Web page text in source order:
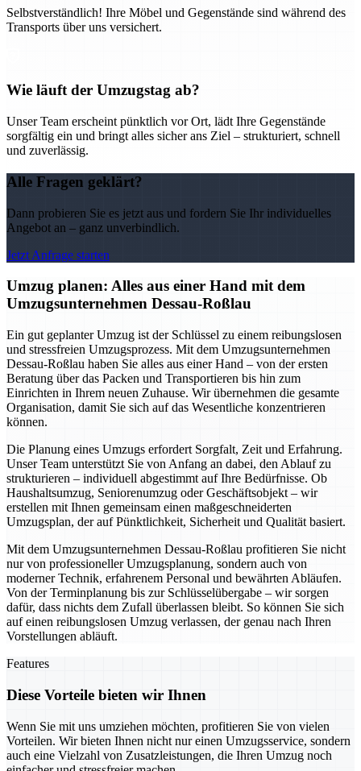
Selbstverständlich! Ihre Möbel und Gegenstände sind während des
Transports über uns versichert.
Wie läuft der Umzugstag ab?
Unser Team erscheint pünktlich vor Ort, lädt Ihre Gegenstände
sorgfältig ein und bringt alles sicher ans Ziel – strukturiert, schnell
und zuverlässig.
Alle Fragen geklärt?
Dann probieren Sie es jetzt aus und fordern Sie Ihr individuelles
Angebot an – ganz unverbindlich.
Jetzt Anfrage starten
Umzug planen: Alles aus einer Hand mit dem
Umzugsunternehmen Dessau-Roßlau
Ein gut geplanter Umzug ist der Schlüssel zu einem reibungslosen
und stressfreien Umzugsprozess. Mit dem Umzugsunternehmen
Dessau-Roßlau haben Sie alles aus einer Hand – von der ersten
Beratung über das Packen und Transportieren bis hin zum
Einrichten in Ihrem neuen Zuhause. Wir übernehmen die gesamte
Organisation, damit Sie sich auf das Wesentliche konzentrieren
können.
Die Planung eines Umzugs erfordert Sorgfalt, Zeit und Erfahrung.
Unser Team unterstützt Sie von Anfang an dabei, den Ablauf zu
strukturieren – individuell abgestimmt auf Ihre Bedürfnisse. Ob
Haushaltsumzug, Seniorenumzug oder Geschäftsobjekt – wir
erstellen mit Ihnen gemeinsam einen maßgeschneiderten
Umzugsplan, der auf Pünktlichkeit, Sicherheit und Qualität basiert.
Mit dem Umzugsunternehmen Dessau-Roßlau profitieren Sie nicht
nur von professioneller Umzugsplanung, sondern auch von
moderner Technik, erfahrenem Personal und bewährten Abläufen.
Von der Terminplanung bis zur Schlüsselübergabe – wir sorgen
dafür, dass nichts dem Zufall überlassen bleibt. So können Sie sich
auf einen reibungslosen Umzug verlassen, der genau nach Ihren
Vorstellungen abläuft.
Features
Diese Vorteile bieten wir Ihnen
Wenn Sie mit uns umziehen möchten, profitieren Sie von vielen
Vorteilen. Wir bieten Ihnen nicht nur einen Umzugsservice, sondern
auch eine Vielzahl von Zusatzleistungen, die Ihren Umzug noch